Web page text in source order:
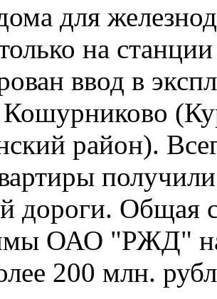
для
на
ввод в
район).
дороги. Общая
ОАО "РЖД" на
200 млн.